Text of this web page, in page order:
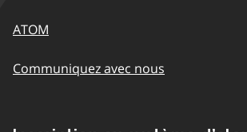
ATOM
Communiquez avec nous